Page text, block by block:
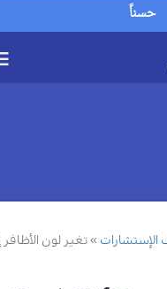
حسناً
الإستشارات
تغير لون الأظافر